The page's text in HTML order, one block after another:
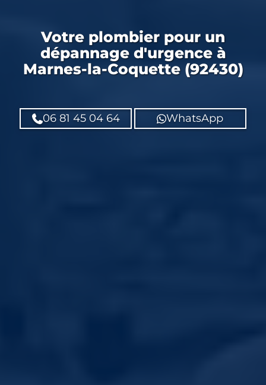
Votre plombierpour un
dépannage d'urgence à
Marnes-la-Coquette (92430)
06 81 45 04 64 WhatsApp